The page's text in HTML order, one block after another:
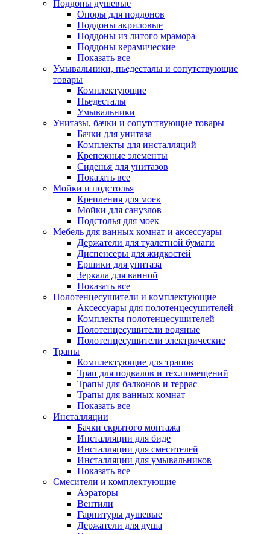
Поддоны душевые
Опоры для поддонов
Поддоны акриловые
Поддоны из литого мрамора
Поддоны керамические
Показать все
Умывальники, пьедесталы и сопутствующие
товары
Комплектующие
Пьедесталы
Умывальники
Унитазы, бачки и сопутствующие товары
Бачки для унитаза
Комплекты для инсталляций
Крепежные элементы
Сиденья для унитазов
Показать все
Мойки и подстолья
Крепления для моек
Мойки для санузлов
Подстолья для моек
Мебель для ванных комнат и аксессуары
Держатели для туалетной бумаги
Диспенсеры для жидкостей
Ершики для унитаза
Зеркала для ванной
Показать все
Полотенцесушители и комплектующие
Аксессуары для полотенцесушителей
Комплекты полотенцесушителей
Полотенцесушители водяные
Полотенцесушители электрические
Трапы
Комплектующие для трапов
Трап для подвалов и тех.помещений
Трапы для балконов и террас
Трапы для ванных комнат
Показать все
Инсталляции
Бачки скрытого монтажа
Инсталляции для биде
Инсталляции для смесителей
Инсталляции для умывальников
Показать все
Смесители и комплектующие
Аэраторы
Вентили
Гарнитуры душевые
Держатели для душа